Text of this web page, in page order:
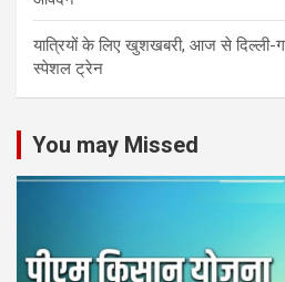
यात्रियों के लिए खुशखबरी, आज से दिल्ली-
स्पेशल ट्रेन
You may Missed